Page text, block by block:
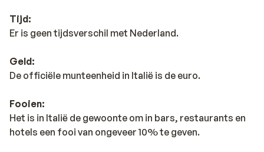
Tijd:
Er is geen tijdsverschil met Nederland.
Geld:
De officiële munteenheid in Italië is de euro.
Fooien:
Het is in Italië de gewoonte om in bars, restaurants en
hotels een fooi van ongeveer 10% te geven.